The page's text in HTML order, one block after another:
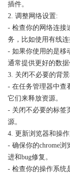
插件。
2. 调整网络设置:
- 检查你的网络连接
务，比如使用有线连
- 如果你使用的是移
通常提供更好的数据
3. 关闭不必要的背
- 在任务管理器中查
它们来释放资源。
- 关闭不必要的标签
源。
4. 更新浏览器和操
- 确保你的chrome
进和bug修复。
- 检查你的操作系统